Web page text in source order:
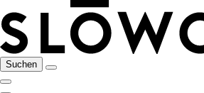
Suchen